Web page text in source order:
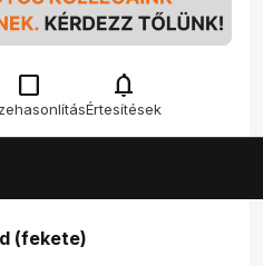
check_box_outline_blank notifications
Értesítések
(fekete)